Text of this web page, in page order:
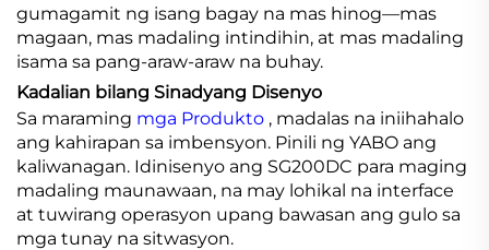
gumagamit ng isang bagay na mas hinog—mas
magaan, mas madaling intindihin, at mas madaling
isama sa pang-araw-araw na buhay.
Kadalian bilang Sinadyang Disenyo
Sa maraming mga Produkto , madalas na iniihahalo
ang kahirapan sa imbensyon. Pinili ng YABO ang
kaliwanagan. Idinisenyo ang SG200DC para maging
madaling maunawaan, na may lohikal na interface
at tuwirang operasyon upang bawasan ang gulo sa
mga tunay na sitwasyon.